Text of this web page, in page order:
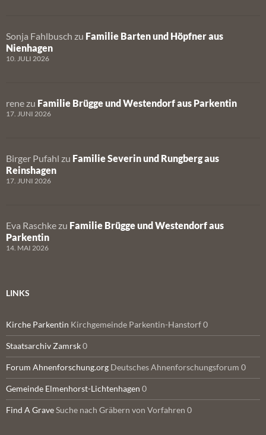
Sonja Fahlbusch zu Familie Barten und Höpfner aus
Nienhagen
10. JULI 2026
rene zu Familie Brügge und Westendorf aus Parkentin
17. JUNI 2026
Birger Pufahl zu Familie Severin und Rungberg aus
Reinshagen
17. JUNI 2026
Eva Raschke zu Familie Brügge und Westendorf aus
Parkentin
14. MAI 2026
LINKS
Kirche Parkentin Kirchgemeinde Parkentin-Hanstorf 0
Staatsarchiv Zamrsk0
Forum Ahnenforschung.org Deutsches Ahnenforschungsforum 0
Gemeinde Elmenhorst-Lichtenhagen 0
Find A GraveSuche nach Gräbern von Vorfahren 0